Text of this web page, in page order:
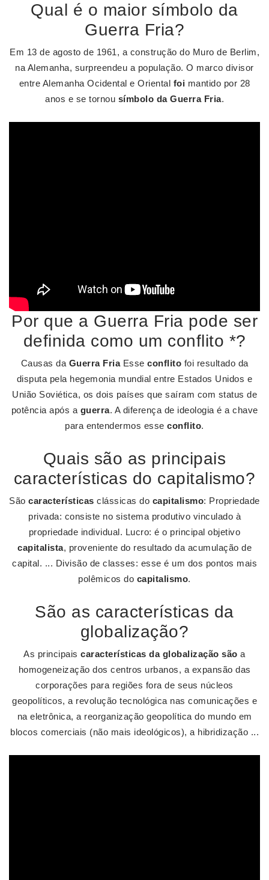
Qual é o maior símbolo da
Guerra Fria?
Em 13 de agosto de 1961, a construção do Muro de Berlim,
na Alemanha, surpreendeu a população. O marco divisor
entre Alemanha Ocidental e Oriental foi mantido por 28
anos e se tornou símbolo da Guerra Fria.
Por que a Guerra Fria pode ser
definida como um conflito *?
Causas da Guerra FriaEsse conflito foi resultado da
disputa pela hegemonia mundial entre Estados Unidos e
União Soviética, os dois países que saíram com status de
potência após a guerra. A diferença de ideologia é a chave
para entendermos esseconflito.
Quais são as principais
características do capitalismo?
Sãocaracterísticas clássicas do capitalismo: Propriedade
privada: consiste no sistema produtivo vinculado à
propriedade individual. Lucro: é o principal objetivo
capitalista, proveniente do resultado da acumulação de
capital. ... Divisão de classes: esse é um dos pontos mais
polêmicos do capitalismo.
São as características da
globalização?
As principaiscaracterísticas da globalização são a
homogeneização dos centros urbanos, a expansão das
corporações para regiões fora de seus núcleos
geopolíticos, a revolução tecnológica nas comunicações e
na eletrônica, a reorganização geopolítica do mundo em
blocos comerciais (não mais ideológicos), a hibridização ...